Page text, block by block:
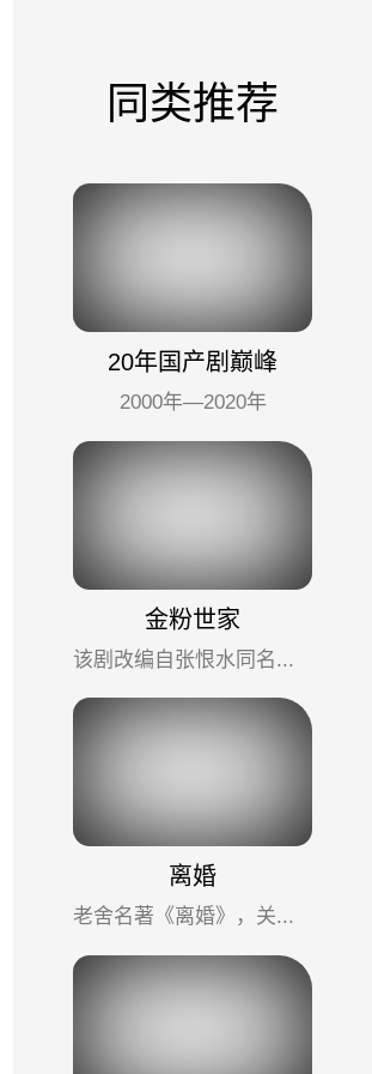
同类推荐
20年国产剧巅峰
2000年—2020年
金粉世家
离婚